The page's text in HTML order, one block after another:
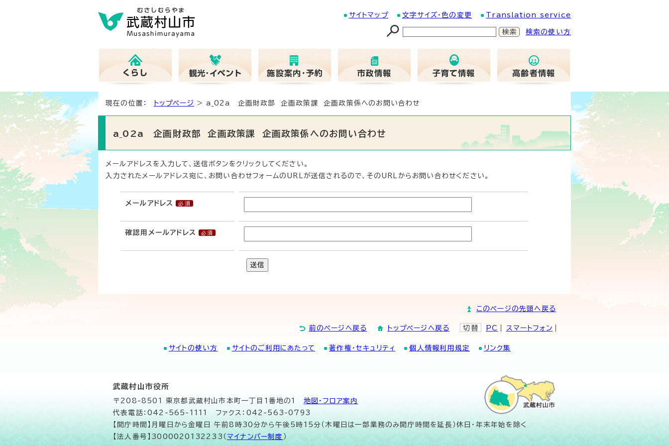
サイトマップ 文字サイズ・色の変更 Translation service
検索の使い方
現在の位置： トップページ > a_02a 企画財政部 企画政策課 企画政策係へのお問い合わせ
a_02a 企画財政部 企画政策課 企画政策係へのお問い合わせ
メールアドレスを入力して、送信ボタンをクリックしてください。
入力されたメールアドレス宛に、お問い合わせフォームのURLが送信されるので、そのURLからお問い合わせください。
メールアドレス
確認用メールアドレス
送信
このページの先頭へ戻る
前のページへ戻る トップページへ戻る 切替 PC スマートフォン
サイトの使い方 サイトのご利用にあたって 著作権・セキュリティ 個人情報利用規定 リンク集
武蔵村山市役所
〒208-8501 東京都武蔵村山市本町一丁目1番地の1 地図･フロア案内
代表電話：042-565-1111 ファクス：042-563-0793
【開庁時間】月曜日から金曜日 午前8時30分から午後5時15分（木曜日は一部業務のみ開庁時間を延長）休日・年末年始を除く
【法人番号】3000020132233（ マイナンバー制度 ）